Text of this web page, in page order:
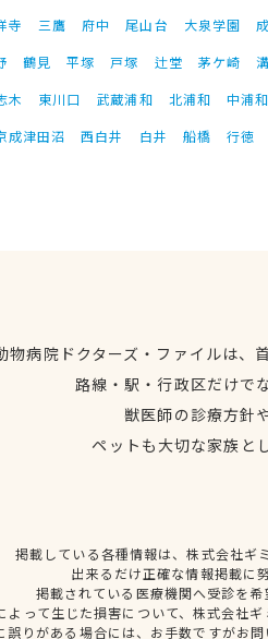
寺 三鷹 府中 尾山台 大泉学園
鶴見 平塚 戸塚 辻堂 茅ケ崎
木 東川口 武蔵浦和 北浦和 中浦和
成津田沼 西白井 白井 船橋 行徳
物病院ドクターズ・ファイルは、
路線・駅・行政区だけで
獣医師の診療方針
ペットも大切な家族と
掲載している各種情報は、株式会社ギ
出来るだけ正確な情報掲載に
掲載されている医療機関へ受診を
よって生じた損害について、株式会社
誤りがある場合には、お手数ですがお